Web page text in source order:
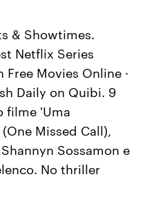
& Showtimes.
Netflix Series
Free Movies Online ·
Daily on Quibi. 9
filme 'Uma
Missed Call),
Sossamon e
No thriller